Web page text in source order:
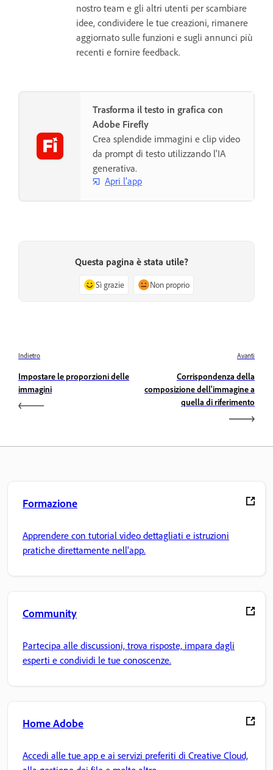
nostro team e gli altri utenti per scambiare
idee, condividere le tue creazioni, rimanere
aggiornato sulle funzioni e sugli annunci più
recenti e fornire feedback.
Trasforma il testo in grafica con
Adobe Firefly
Crea splendide immagini e clip video
da prompt di testo utilizzando l'IA
generativa.
Apri l'app
Questa pagina è stata utile?
Sì grazie Non proprio
Indietro
Impostare le proporzioni delle
immagini
Avanti
Corrispondenza della
composizione dell'immagine a
quella di riferimento
Formazione
Apprendere con tutorial video dettagliati e istruzioni
pratiche direttamente nell'app.
Community
Partecipa alle discussioni, trova risposte, impara dagli
esperti e condividi le tue conoscenze.
Home Adobe
Accedi alle tue app e ai servizi preferiti di Creative Cloud,